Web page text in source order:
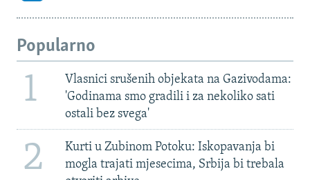
Popularno
1
Vlasnici srušenih objekata na Gazivodama:
'Godinama smo gradili i za nekoliko sati
ostali bez svega'
2
Kurti u Zubinom Potoku: Iskopavanja bi
mogla trajati mjesecima, Srbija bi trebala